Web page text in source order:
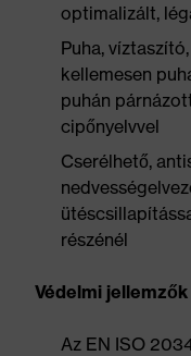
optimalizált,
Puha,
kellemesen
puhán
cipőnyelvvel
Cserélhető,
részénél
Védelmi jellemzők
Az EN ISO